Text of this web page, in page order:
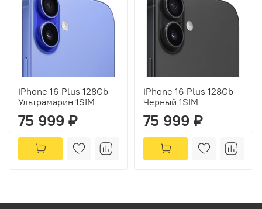
iPhone 16 Plus 128Gb
Ультрамарин 1SIM
75 999 ₽
iPhone 16 Plus 128Gb
Черный 1SIM
75 999 ₽